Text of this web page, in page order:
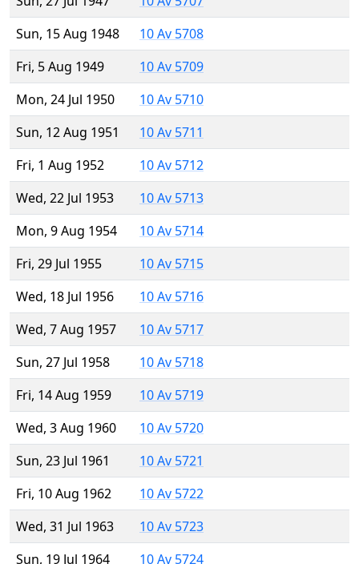
Sun, 15 Aug 1948
10 Av 5708
Fri, 5 Aug 1949
10 Av 5709
Mon, 24 Jul 1950
10 Av 5710
Sun, 12 Aug 1951
10 Av 5711
Fri, 1 Aug 1952
10 Av 5712
Wed, 22 Jul 1953
10 Av 5713
Mon, 9 Aug 1954
10 Av 5714
Fri, 29 Jul 1955
10 Av 5715
Wed, 18 Jul 1956
10 Av 5716
Wed, 7 Aug 1957
10 Av 5717
Sun, 27 Jul 1958
10 Av 5718
Fri, 14 Aug 1959
10 Av 5719
Wed, 3 Aug 1960
10 Av 5720
Sun, 23 Jul 1961
10 Av 5721
Fri, 10 Aug 1962
10 Av 5722
Wed, 31 Jul 1963
10 Av 5723
Sun, 19 Jul 1964
10 Av 5724